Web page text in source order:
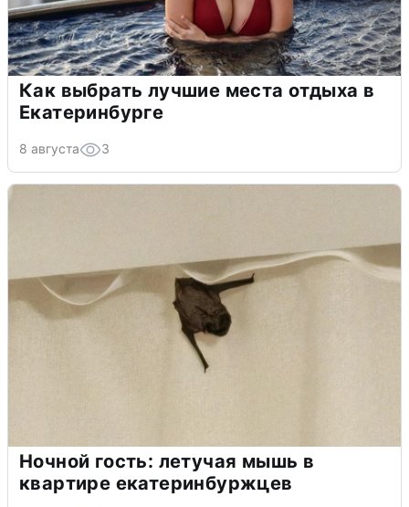
Как выбрать лучшие места отдыха в
Екатеринбурге
8 августа 3
Ночной гость: летучая мышь в
квартире екатеринбуржцев